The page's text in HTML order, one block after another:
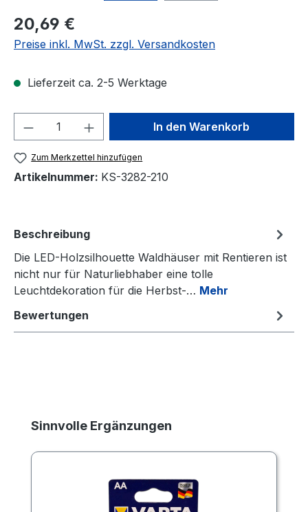
Regulärer Preis:
20,69 €
Preise inkl. MwSt. zzgl. Versandkosten
Lieferzeit ca. 2-5 Werktage
Produkt Anzahl: Gib denIn den Warenkorb
Zum Merkzettel hinzufügen
Artikelnummer: KS-3282-210
Beschreibung
Die LED-Holzsilhouette Waldhäuser mit Rentieren ist
nicht nur für Naturliebhaber eine tolle
Leuchtdekoration für die Herbst-… Mehr
Bewertungen
Produktgalerie überspringen
Sinnvolle Ergänzungen